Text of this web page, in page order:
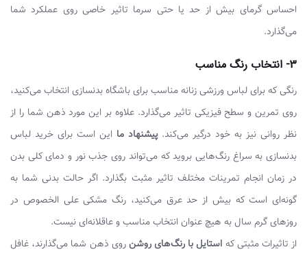
احساس گرمای بیش از حد یا حتی سرما تاثیر خاصی روی عملکرد شما
می‌گذارد.
3- انتخاب رنگ مناسب
رنگی که برای لباس ورزشی زنانه مناسب برای باشگاه بدنسازی انتخاب می‌کنید،
روی تمرین و سطح فیزیکی تاثیر می‌گذارد. علاوه بر این مورد ذهن شما را از
نظر روانی نیز به خود درگیر می‌کند.پیشنهاد ما این است برای خرید لباس
بدنسازی به سراغ رنگ‌هایی بروید که می‌تواند روی جذب نور و دمای کلی بدن
در زمان انجام تمرینات مختلف تاثیر مثبت بگذارد. اگر حالت بدنی شما به
گونه‌ای است که بیش از حد عرق می‌کنید، رنگ مشکی علی الخصوص در
روزهای گرم سال به هیچ عنوان انتخاب مناسب و عاقلانه‌ای نیست.
از تاثیرات مثبتی که استایل با رنگ‌های روشنروی ذهن شما می‌گذارند، غافل